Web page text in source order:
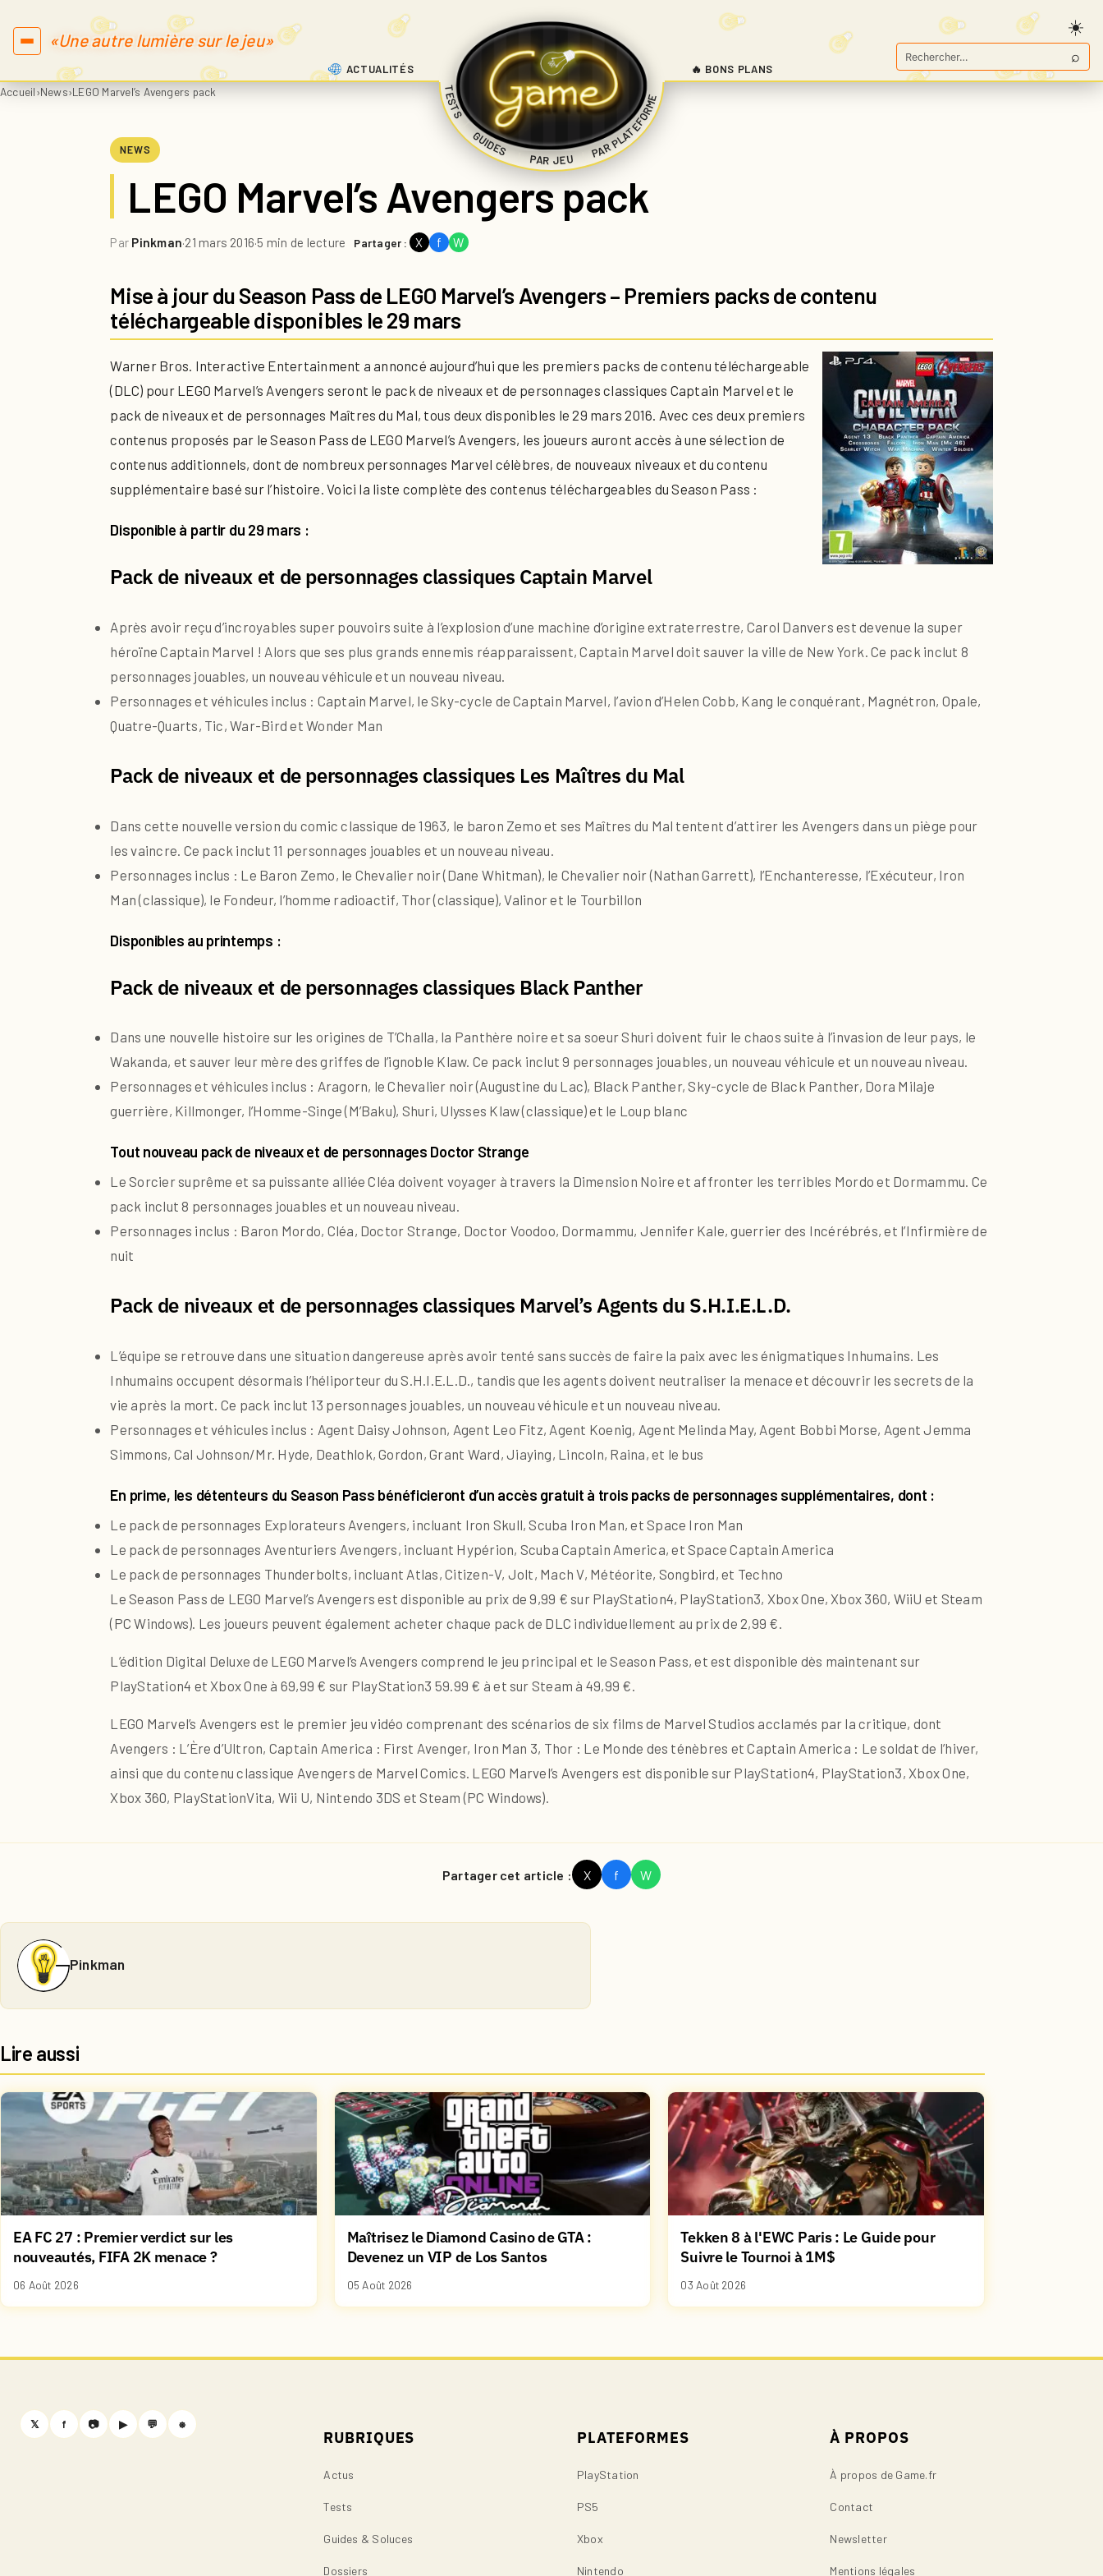
«Une autre lumière sur le jeu»
Rechercher
⌕
ACTUALITÉS
TESTS
GUIDES
PAR JEU PAR PLATEFORME
|
| |
🔥 BONS PLANS
Accueil›News›LEGO Marvel’s Avengers pack
NEWS
LEGO Marvel’s Avengers pack
Par Pinkman·21 mars 2016·5 min de lecture Partager : X f W
Mise à jour du Season Pass de LEGO Marvel’s Avengers – Premiers packs de contenu
téléchargeable disponibles le 29 mars
Warner Bros. Interactive Entertainment a annoncé aujourd’hui que les premiers packs de contenu téléchargeable
(DLC) pour LEGO Marvel’s Avengers seront le pack de niveaux et de personnages classiques Captain Marvel et le
pack de niveaux et de personnages Maîtres du Mal, tous deux disponibles le 29 mars 2016. Avec ces deux premiers
contenus proposés par le Season Pass de LEGO Marvel’s Avengers, les joueurs auront accès à une sélection de
contenus additionnels, dont de nombreux personnages Marvel célèbres, de nouveaux niveaux et du contenu
supplémentaire basé sur l’histoire. Voici la liste complète des contenus téléchargeables du Season Pass :
Disponible à partir du 29 mars :
Pack de niveaux et de personnages classiques Captain Marvel
Après avoir reçu d’incroyables super pouvoirs suite à l’explosion d’une machine d’origine extraterrestre, Carol Danvers est devenue la super
héroïne Captain Marvel ! Alors que ses plus grands ennemis réapparaissent, Captain Marvel doit sauver la ville de New York. Ce pack inclut 8
personnages jouables, un nouveau véhicule et un nouveau niveau.
Personnages et véhicules inclus : Captain Marvel, le Sky-cycle de Captain Marvel, l’avion d’Helen Cobb, Kang le conquérant, Magnétron, Opale,
Quatre-Quarts, Tic, War-Bird et Wonder Man
Pack de niveaux et de personnages classiques Les Maîtres du Mal
Dans cette nouvelle version du comic classique de 1963, le baron Zemo et ses Maîtres du Mal tentent d’attirer les Avengers dans un piège pour
les vaincre. Ce pack inclut 11 personnages jouables et un nouveau niveau.
Personnages inclus : Le Baron Zemo, le Chevalier noir (Dane Whitman), le Chevalier noir (Nathan Garrett), l’Enchanteresse, l’Exécuteur, Iron
Man (classique), le Fondeur, l’homme radioactif, Thor (classique), Valinor et le Tourbillon
Disponibles au printemps :
Pack de niveaux et de personnages classiques Black Panther
Dans une nouvelle histoire sur les origines de T’Challa, la Panthère noire et sa soeur Shuri doivent fuir le chaos suite à l’invasion de leur pays, le
Wakanda, et sauver leur mère des griffes de l’ignoble Klaw. Ce pack inclut 9 personnages jouables, un nouveau véhicule et un nouveau niveau.
Personnages et véhicules inclus : Aragorn, le Chevalier noir (Augustine du Lac), Black Panther, Sky-cycle de Black Panther, Dora Milaje
guerrière, Killmonger, l’Homme-Singe (M’Baku), Shuri, Ulysses Klaw (classique) et le Loup blanc
Tout nouveau pack de niveaux et de personnages Doctor Strange
Le Sorcier suprême et sa puissante alliée Cléa doivent voyager à travers la Dimension Noire et affronter les terribles Mordo et Dormammu. Ce
pack inclut 8 personnages jouables et un nouveau niveau.
Personnages inclus : Baron Mordo, Cléa, Doctor Strange, Doctor Voodoo, Dormammu, Jennifer Kale, guerrier des Incérébrés, et l’Infirmière de
nuit
Pack de niveaux et de personnages classiques Marvel’s Agents du S.H.I.E.L.D.
L’équipe se retrouve dans une situation dangereuse après avoir tenté sans succès de faire la paix avec les énigmatiques Inhumains. Les
Inhumains occupent désormais l’héliporteur du S.H.I.E.L.D., tandis que les agents doivent neutraliser la menace et découvrir les secrets de la
vie après la mort. Ce pack inclut 13 personnages jouables, un nouveau véhicule et un nouveau niveau.
Personnages et véhicules inclus : Agent Daisy Johnson, Agent Leo Fitz, Agent Koenig, Agent Melinda May, Agent Bobbi Morse, Agent Jemma
Simmons, Cal Johnson/Mr. Hyde, Deathlok, Gordon, Grant Ward, Jiaying, Lincoln, Raina, et le bus
En prime, les détenteurs du Season Pass bénéficieront d’un accès gratuit à trois packs de personnages supplémentaires, dont :
Le pack de personnages Explorateurs Avengers, incluant Iron Skull, Scuba Iron Man, et Space Iron Man
Le pack de personnages Aventuriers Avengers, incluant Hypérion, Scuba Captain America, et Space Captain America
Le pack de personnages Thunderbolts, incluant Atlas, Citizen-V, Jolt, Mach V, Météorite, Songbird, et Techno
Le Season Pass de LEGO Marvel’s Avengers est disponible au prix de 9,99 € sur PlayStation4, PlayStation3, Xbox One, Xbox 360, WiiU et Steam
(PC Windows). Les joueurs peuvent également acheter chaque pack de DLC individuellement au prix de 2,99 €.
L’édition Digital Deluxe de LEGO Marvel’s Avengers comprend le jeu principal et le Season Pass, et est disponible dès maintenant sur
PlayStation4 et Xbox One à 69,99 € sur PlayStation3 59.99 € à et sur Steam à 49,99 €.
LEGO Marvel’s Avengers est le premier jeu vidéo comprenant des scénarios de six films de Marvel Studios acclamés par la critique, dont
Avengers : L’Ère d’Ultron, Captain America : First Avenger, Iron Man 3, Thor : Le Monde des ténèbres et Captain America : Le soldat de l’hiver,
ainsi que du contenu classique Avengers de Marvel Comics. LEGO Marvel’s Avengers est disponible sur PlayStation4, PlayStation3, Xbox One,
Xbox 360, PlayStationVita, Wii U, Nintendo 3DS et Steam (PC Windows).
Partager cet article : X f W
Pinkman
Lire aussi
EA FC 27 : Premier verdict sur les
nouveautés, FIFA 2K menace ?
06 Août 2026
Maîtrisez le Diamond Casino de GTA :
Devenez un VIP de Los Santos
05 Août 2026
Tekken 8 à l'EWC Paris : Le Guide pour
Suivre le Tournoi à 1M$
03 Août 2026
𝕏 f 📷 ▶ 💬 ⎈
RUBRIQUES
Actus
Tests
Guides & Soluces
Dossiers
PLATEFORMES
PlayStation
PS5
Xbox
Nintendo
À PROPOS
À propos de Game.fr
Contact
Newsletter
Mentions légales